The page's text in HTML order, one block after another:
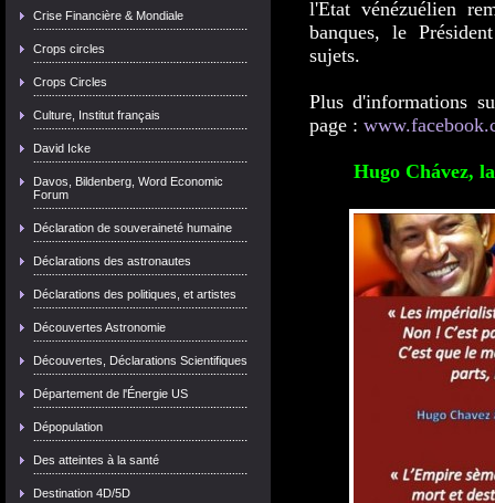
Crise Financière & Mondiale
Crops circles
Crops Circles
Culture, Institut français
David Icke
Davos, Bildenberg, Word Economic
Forum
Déclaration de souveraineté humaine
Déclarations des astronautes
Déclarations des politiques, et artistes
Découvertes Astronomie
Découvertes, Déclarations Scientifiques
Département de l'Énergie US
Dépopulation
Des atteintes à la santé
Destination 4D/5D
l'Etat vénézuélien
banques, le
sujets.
Plus d'informations
page :
Hugo Chávez,